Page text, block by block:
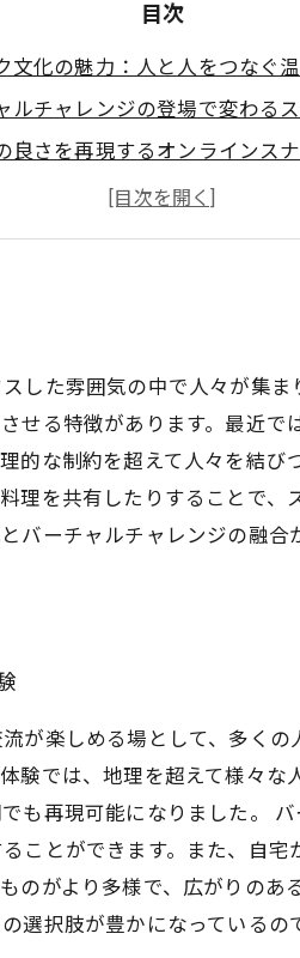
目次
文化の魅力：人と人をつなぐ
ルチャレンジの登場で変わる
良さを再現するオンラインス
えた交流：バーチャルで広が
バーチャルの融合が生み出す
む新しいコミュニケーションの
した雰囲気の中で人々が集
せる特徴があります。最近
的な制約を超えて人々を結
理を共有したりすることで
バーチャルチャレンジの融
が楽しめる場として、多く
験では、地理を超えて様々な
も再現可能になりました。
ことができます。また、自
のがより多様で、広がりの
選択肢が豊かになっているの